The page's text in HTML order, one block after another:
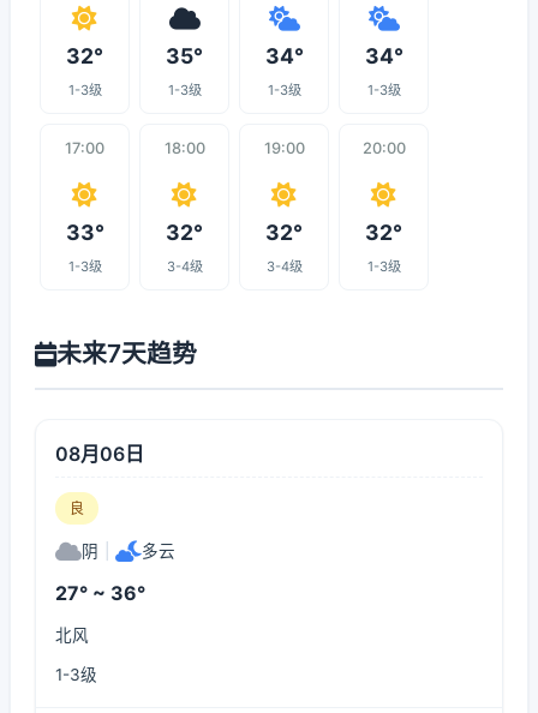
32°
1-3级
35°
1-3级
34°
1-3级
34°
1-3级
17:00
33°
1-3级
18:00
32°
3-4级
19:00
32°
3-4级
20:00
32°
1-3级
未来7天趋势
08月06日
良
阴 多云
27° ~ 36°
北风
1-3级